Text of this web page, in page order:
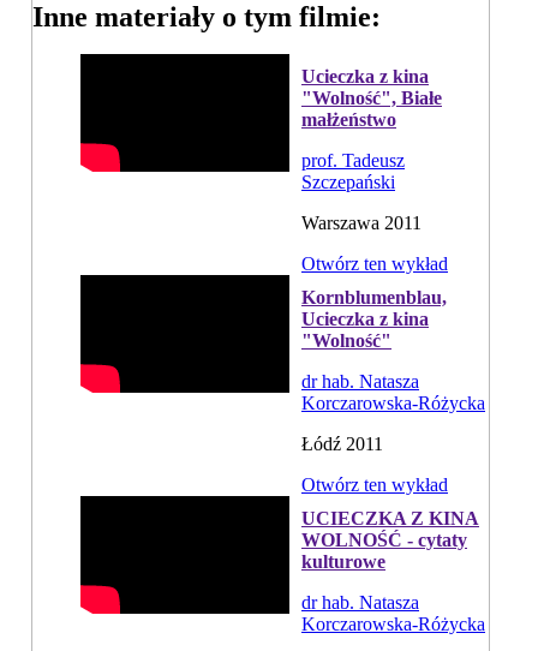
Inne materiały o tym filmie:
Ucieczka z kina
"Wolność", Białe
małżeństwo
prof. Tadeusz
Szczepański
Warszawa 2011
Otwórz ten wykład
Kornblumenblau,
Ucieczka z kina
"Wolność"
dr hab. Natasza
Korczarowska-Różycka
Łódź 2011
Otwórz ten wykład
UCIECZKA Z KINA
WOLNOŚĆ - cytaty
kulturowe
dr hab. Natasza
Korczarowska-Różycka